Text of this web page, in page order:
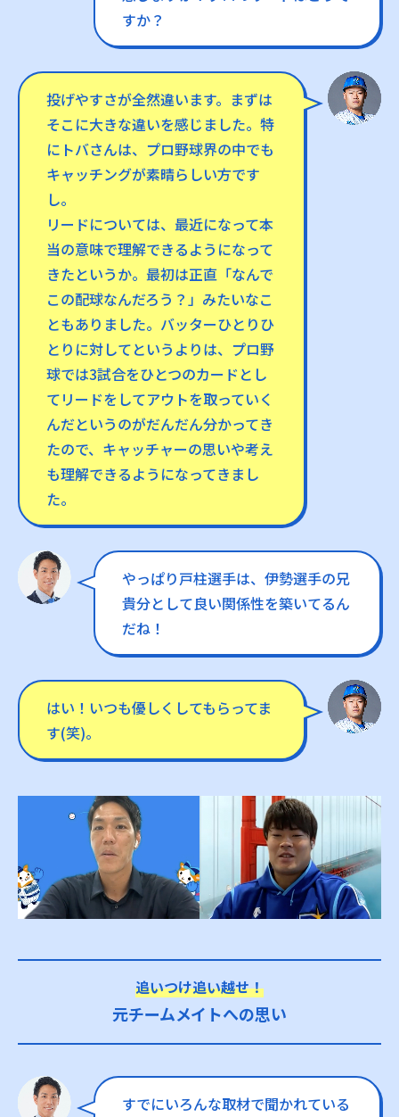
すか？
投げやすさが全然違います。まずは
そこに大きな違いを感じました。特
にトバさんは、プロ野球界の中でも
キャッチングが素晴らしい方です
し。
リードについては、最近になって本
当の意味で理解できるようになって
きたというか。最初は正直「なんで
この配球なんだろう？」みたいなこ
ともありました。バッターひとりひ
とりに対してというよりは、プロ野
球では3試合をひとつのカードとし
てリードをしてアウトを取っていく
んだというのがだんだん分かってき
たので、キャッチャーの思いや考え
も理解できるようになってきまし
た。
やっぱり戸柱選手は、伊勢選手の兄
貴分として良い関係性を築いてるん
だね！
はい！いつも優しくしてもらってま
す(笑)。
追いつけ追い越せ！
元チームメイトへの思い
すでにいろんな取材で聞かれている